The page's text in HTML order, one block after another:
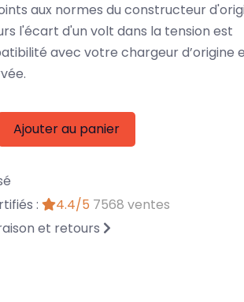
aux normes du constructeur
l'écart d'un volt dans la tension est
avec votre chargeur d’origine
Ajouter au panier
:
4.4/5 7568 ventes
et retours